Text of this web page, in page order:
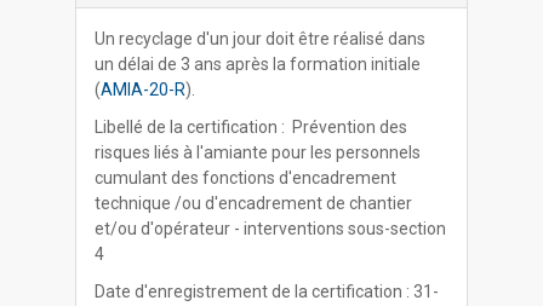
Un recyclage d'un jour doit être réalisé dans
un délai de 3 ans après la formation initiale
(AMIA-20-R).
Libellé de la certification : Prévention des
risques liés à l'amiante pour les personnels
cumulant des fonctions d'encadrement
technique /ou d'encadrement de chantier
et/ou d'opérateur - interventions sous-section
4
Date d'enregistrement de la certification : 31-